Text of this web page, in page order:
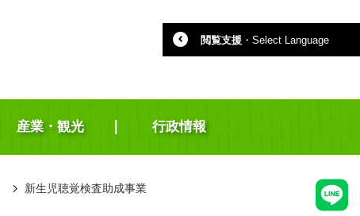
閲覧支援 ・ Select Language
産業・観光 行政情報
新生児聴覚検査助成事業